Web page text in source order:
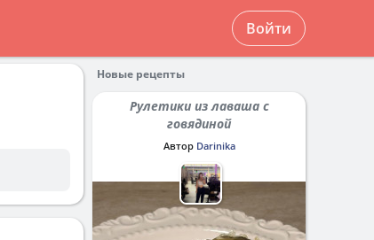
Войти
Новые рецепты
Рулетики из лаваша с
говядиной
Автор Darinika